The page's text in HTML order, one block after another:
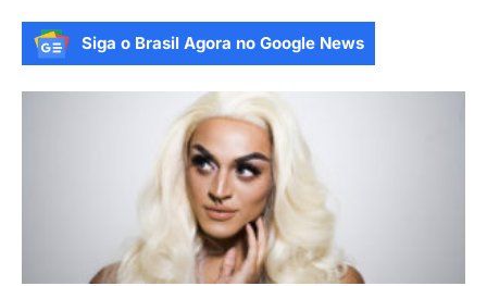
Siga o Brasil Agora no Google News